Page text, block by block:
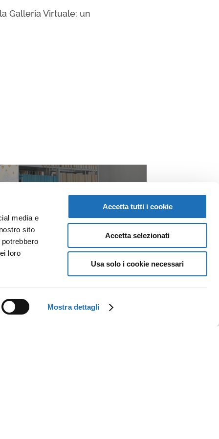
media e
sito
loro
Mostra dettagli
Accetta tutti i cookie
Accetta selezionati
Usa solo i cookie necessari
Galleria Virtuale: un